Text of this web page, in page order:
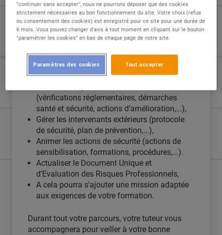
Rattaché au Responsable Sécurité de la SCA
Ouest dans le cadre de votre alternance, vous
aurez comme principales missions :
Accompagner le responsable sécurité sur la
gestion et la réglementation des produits
dangereux (ICPE),
(vérifications réglementaires, démarches
santé et sécurité, actions d'amélioration,...),
Gérer les intervenants extérieurs (protocole
de sécurité, plan de prévention,...),
Animer les actions de sécurité (actions de
sensibilisation, formations, procédures,...).
Actualiser le Document Unique et
d'Evaluation des Risques Professionnels,
A cela pourra s'ajouter une mission adaptée
aux exigences de votre formation.
Durant tout votre parcours, votre tuteur vous
accompagnera pour veiller à votre bonne
"continuer sans accepter", nous ne pourrons déposer que des cookies
strictement nécessaires au bon fonctionnement du site. Votre choix (refus
ou consentement des cookies) est enregistré pour ce site pour une durée de
6 mois. Vous pouvez changer d'avis à tout moment en cliquant sur le bouton
"paramétrer les cookies" en bas de chaque page de notre site.
Tout accepter
Paramètres des cookies